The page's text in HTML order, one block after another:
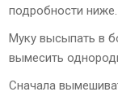
подробности ниже.
Муку высыпать в
вымесить
Сначала